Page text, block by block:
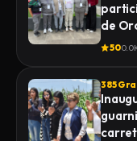
de
50
385